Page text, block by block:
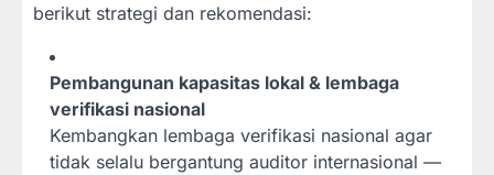
berikut strategi dan rekomendasi:
Pembangunan kapasitas lokal & lembaga
verifikasi nasional
Kembangkan lembaga verifikasi nasional agar
tidak selalu bergantung auditor internasional —